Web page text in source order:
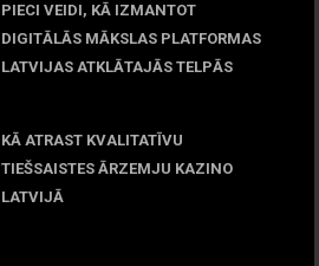
PIECI VEIDI, KĀ IZMANTOT
DIGITĀLĀS MĀKSLAS PLATFORMAS
LATVIJAS ATKLĀTAJĀS TELPĀS
KĀ ATRAST KVALITATĪVU
TIEŠSAISTES ĀRZEMJU KAZINO
LATVIJĀ